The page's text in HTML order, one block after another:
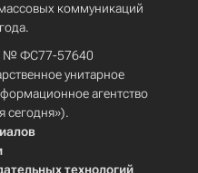
коммуникаций
№ ФС77-57640
унитарное
агентство
сегодня»).
технологий